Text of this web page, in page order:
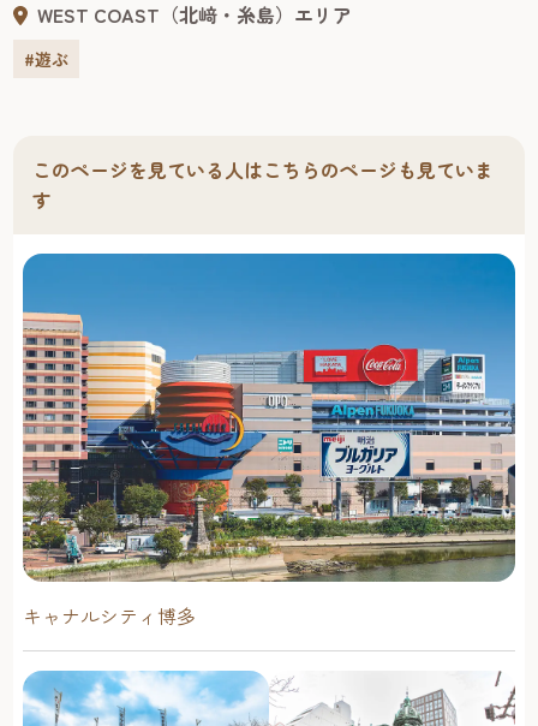
体験できます。
WEST COAST（北﨑・糸島）エリア
#遊ぶ
このページを見ている人はこちらのページも見ていま
す
キャナルシティ博多